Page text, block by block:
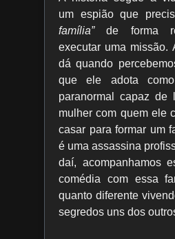
um espião que
família”de forma
executar uma missão.
dá quando
que ele adota
paranormal capaz de
mulher com quem ele
casar para formar um
é uma assassina
daí, acompanhamos
comédia com essa
quanto diferente
segredos uns dos